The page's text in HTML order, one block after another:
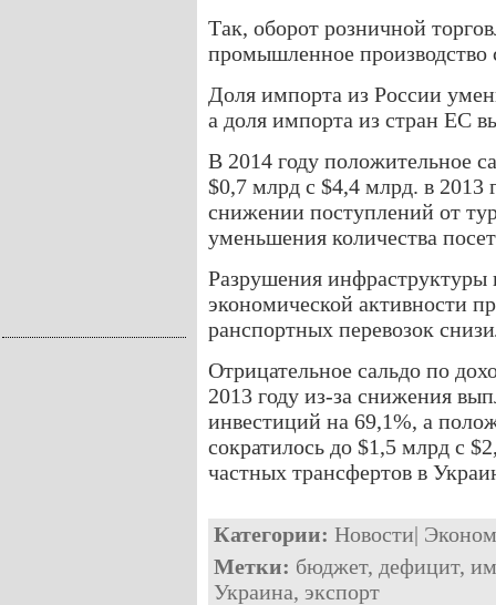
Так, оборот розничной
промышленное производство
Доля импорта из России
а доля импорта из стран ЕС
В 2014 году положительное
$0,7 млрд с $4,4 млрд. в 2013
снижении поступлений от
уменьшения количества
Разрушения инфраструктуры
экономической активности
ранспортных перевозок
Отрицательное сальдо по
2013 году из-за снижения
инвестиций на 69,1%, а
сократилось до $1,5 млрд с
частных трансфертов в
Категории: Новости|
Метки: бюджет, дефицит,
Украина, экспорт